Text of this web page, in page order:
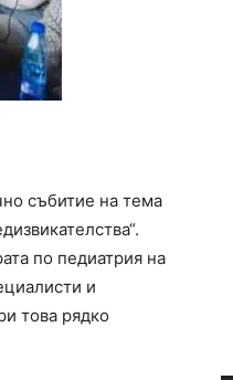
събитие на тема
по педиатрия на
и
това рядко